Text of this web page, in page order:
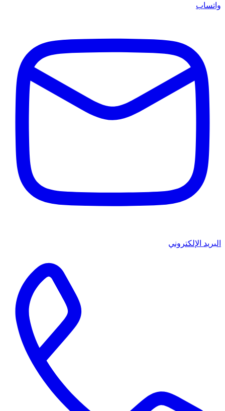
واتساب
البريد الإلكتروني